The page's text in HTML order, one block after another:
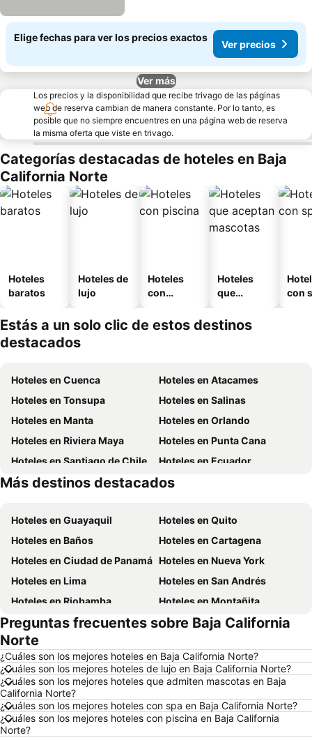
Elige fechas para ver los precios exactos
Ver precios
Ver más
Los precios y la disponibilidad que recibe trivago de las páginas
web de reserva cambian de manera constante. Por lo tanto, es
posible que no siempre encuentres en una página web de reserva
la misma oferta que viste en trivago.
Categorías destacadas de hoteles en Baja
California Norte
Hoteles
baratos
Hoteles de
lujo
Hoteles
con
Hoteles
que
mascotas
con
Estás a un solo clic de estos destinos
destacados
Hoteles en Cuenca
Hoteles en Atacames
Hoteles en Tonsupa
Hoteles en Salinas
Hoteles en Manta
Hoteles en Orlando
Hoteles en Riviera Maya
Hoteles en Punta Cana
Hoteles en Santiago de Chile
Hoteles en Ecuador
Hoteles en México
Hoteles en Chicago
Más destinos destacados
Hoteles en Guayaquil
Hoteles en Quito
Hoteles en Baños
Hoteles en Cartagena
Hoteles en Ciudad de Panamá Hoteles en Nueva York
Hoteles en Lima
Hoteles en San Andrés
Hoteles en Riobamba
Hoteles en Montañita
Hoteles en Puerto López
Hoteles en Pedernales
Hoteles en Miami
Hoteles en Ambato
Hoteles en Cojimies
Hoteles en Lisboa
Hoteles en Zorritos
Hoteles en Oporto
Hoteles en Panamá
Hoteles en Galápagos
Hoteles en Esmeraldas
Preguntas frecuentes sobre Baja California
Norte
¿Cuáles son los mejores hoteles en Baja California Norte?
¿Cuáles son los mejores hoteles de lujo en Baja California Norte?
¿Cuáles son los mejores hoteles que admiten mascotas en Baja
California Norte?
¿Cuáles son los mejores hoteles con spa en Baja California Norte?
¿Cuáles son los mejores hoteles con piscina en Baja California
Norte?